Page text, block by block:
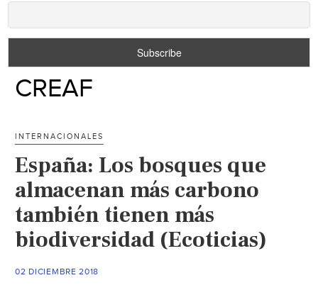
CREAF
INTERNACIONALES
España: Los bosques que
almacenan más carbono
también tienen más
biodiversidad (Ecoticias)
02 DICIEMBRE 2018